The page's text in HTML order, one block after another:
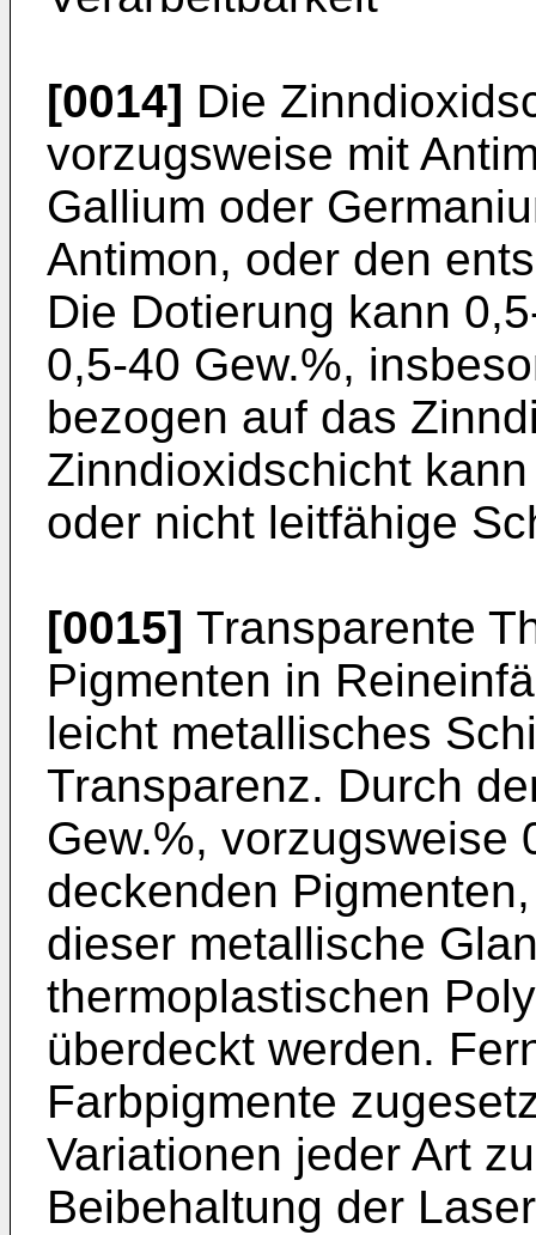
[0014] Die
vorzugsweise mit
Gallium oder
Antimon, oder den
Die Dotierung kann
0,5-40 Gew.%,
bezogen auf das
Zinndioxidschicht
oder nicht leitfähige
[0015] Transparente
Pigmenten in
leicht metallisches
Transparenz. Durch
Gew.%, vorzugsweise
deckenden
dieser metallische
thermoplastischen
überdeckt werden.
Farbpigmente
Variationen jeder Art
Beibehaltung der